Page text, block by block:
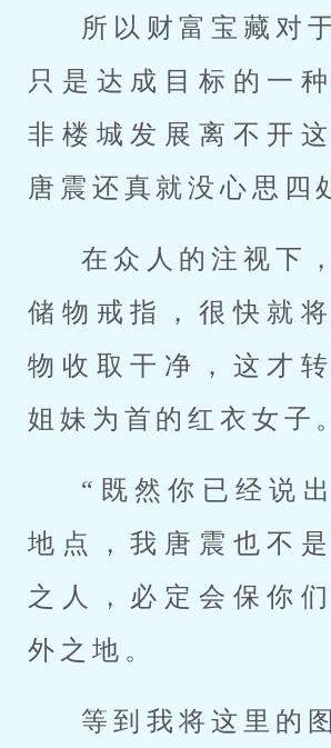
所以财富宝藏对
只是达成目标的一
非楼城发展离不开
唐震还真就没心思四
在众人的注视下
储物戒指，很快就
物收取干净，这才
姐妹为首的红衣女子
“既然你已经说
地点，我唐震也不
之人，必定会保你
外之地。
等到我将这里的